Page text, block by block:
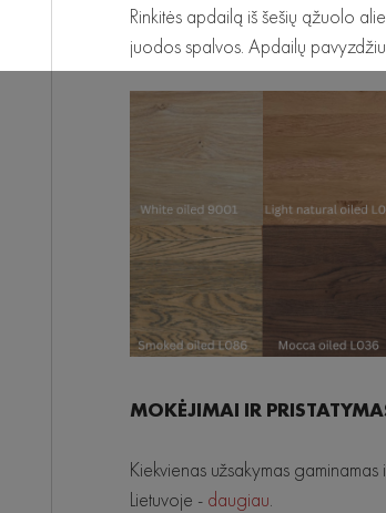
Rinkitės apdailą iš šešių ąžuolo
juodos spalvos. Apdailų
MOKĖJIMAI IR
Kiekvienas užsakymas
Lietuvoje - daugiau